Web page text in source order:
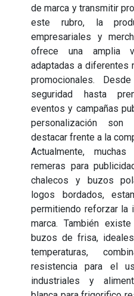
de marca y transmitir
este rubro, la
empresariales y
ofrece una amplia
adaptadas a diferentes
promocionales.
seguridad hasta
eventos y campañas
personalización
destacar frente a la
Actualmente,
remeras para
chalecos y buzos
logos bordados,
permitiendo reforzar la
marca. También
buzos de frisa,
temperaturas,
resistencia para el
industriales y